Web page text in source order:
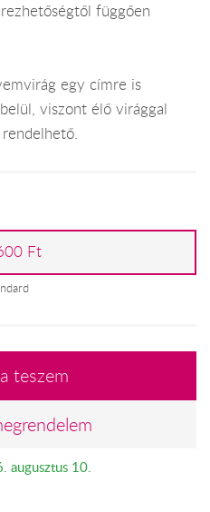
függően
egy címre is
viszont élő virággal
Ft
teszem
augusztus 10.